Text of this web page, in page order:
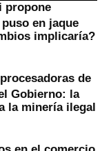
propone
en jaque
implicaría?
de
Gobierno: la
la minería ilegal